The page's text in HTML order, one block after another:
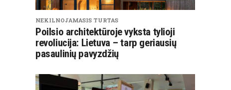
NEKILNOJAMASIS TURTAS
Poilsio architektūroje vyksta tylioji
revoliucija: Lietuva – tarp geriausių
pasaulinių pavyzdžių